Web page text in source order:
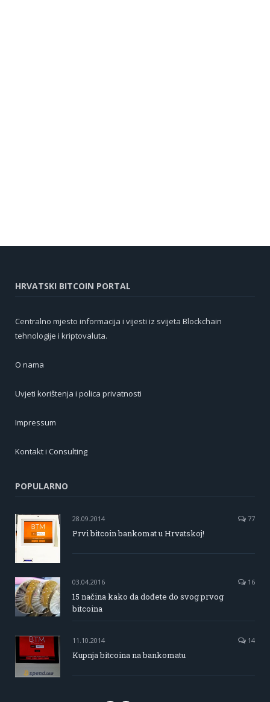
HRVATSKI BITCOIN PORTAL
Centralno mjesto informacija i vijesti iz svijeta Blockchain
tehnologije i kriptovaluta.
O nama
Uvjeti korištenja i polica privatnosti
Impressum
Kontakt i Consulting
POPULARNO
28.09.2014 77
Prvi bitcoin bankomat u Hrvatskoj!
03.04.2016 16
15 načina kako da dođete do svog prvog
bitcoina
11.10.2014 14
Kupnja bitcoina na bankomatu